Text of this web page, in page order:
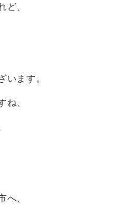
ど、
います。
ね、
へ、